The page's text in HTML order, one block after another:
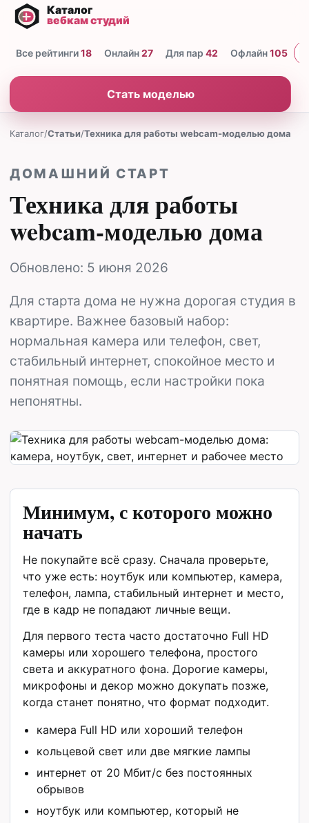
Все рейтинги18 Онлайн27 Для пар 42 Офлайн105
Стать моделью
Каталог/Статьи/Техника для работы webcam-моделью дома
ДОМАШНИЙ СТАРТ
Техника для работы
webcam-моделью дома
Обновлено: 5 июня 2026
Для старта дома не нужна дорогая студия в
квартире. Важнее базовый набор:
нормальная камера или телефон, свет,
стабильный интернет, спокойное место и
понятная помощь, если настройки пока
непонятны.
Минимум, с которого можно
начать
Не покупайте всё сразу. Сначала проверьте,
что уже есть: ноутбук или компьютер, камера,
телефон, лампа, стабильный интернет и место,
где в кадр не попадают личные вещи.
Для первого теста часто достаточно Full HD
камеры или хорошего телефона, простого
света и аккуратного фона. Дорогие камеры,
микрофоны и декор можно докупать позже,
когда станет понятно, что формат подходит.
камера Full HD или хороший телефон
кольцевой свет или две мягкие лампы
интернет от 20 Мбит/с без постоянных
обрывов
ноутбук или компьютер, который не